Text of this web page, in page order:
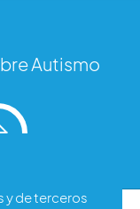
Autismo
y de terceros